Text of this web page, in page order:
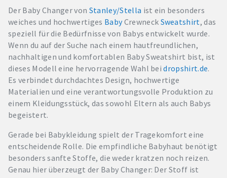
Der Baby Changer von Stanley/Stella ist ein besonders
weiches und hochwertiges BabyCrewneck Sweatshirt, das
speziell für die Bedürfnisse von Babys entwickelt wurde.
Wenn du auf der Suche nach einem hautfreundlichen,
nachhaltigen und komfortablen Baby Sweatshirt bist, ist
dieses Modell eine hervorragende Wahl beidropshirt.de.
Es verbindet durchdachtes Design, hochwertige
Materialien und eine verantwortungsvolle Produktion zu
einem Kleidungsstück, das sowohl Eltern als auch Babys
begeistert.
Gerade bei Babykleidung spielt der Tragekomfort eine
entscheidende Rolle. Die empfindliche Babyhaut benötigt
besonders sanfte Stoffe, die weder kratzen noch reizen.
Genau hier überzeugt der Baby Changer: Der Stoff ist